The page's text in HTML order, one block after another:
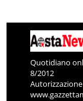
Quotidiano
8/2012